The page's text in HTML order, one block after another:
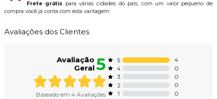
Frete grátis para várias cidades do país, com um valor pequeno de
compra você já conta com esta vantagem.
Avaliações dos Clientes
Avaliação
Geral5
Baseado em 4Avaliações
5
4
4
0
3
0
2
0
1
0